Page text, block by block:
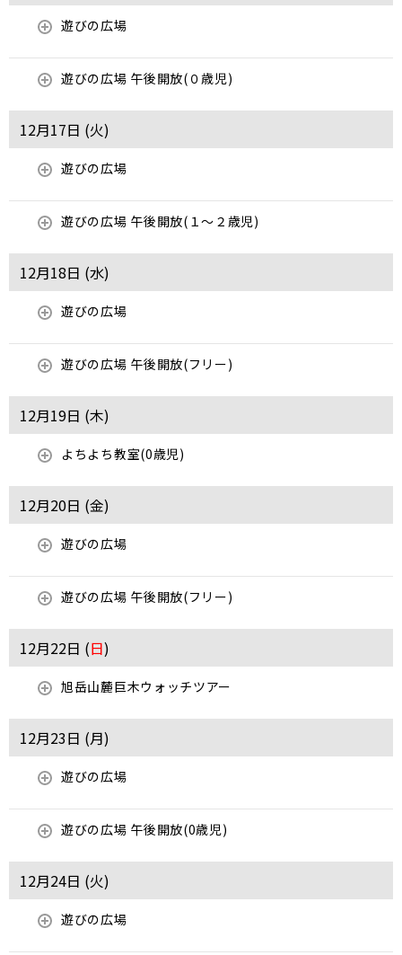
遊びの広場
遊びの広場 午後開放(０歳児)
12月17日 (火)
遊びの広場
遊びの広場 午後開放(１～２歳児)
12月18日 (水)
遊びの広場
遊びの広場 午後開放(フリー)
12月19日 (木)
よちよち教室(0歳児)
12月20日 (金)
遊びの広場
遊びの広場 午後開放(フリー)
12月22日 (日)
旭岳山麓巨木ウォッチツアー
12月23日 (月)
遊びの広場
遊びの広場 午後開放(0歳児)
12月24日 (火)
遊びの広場